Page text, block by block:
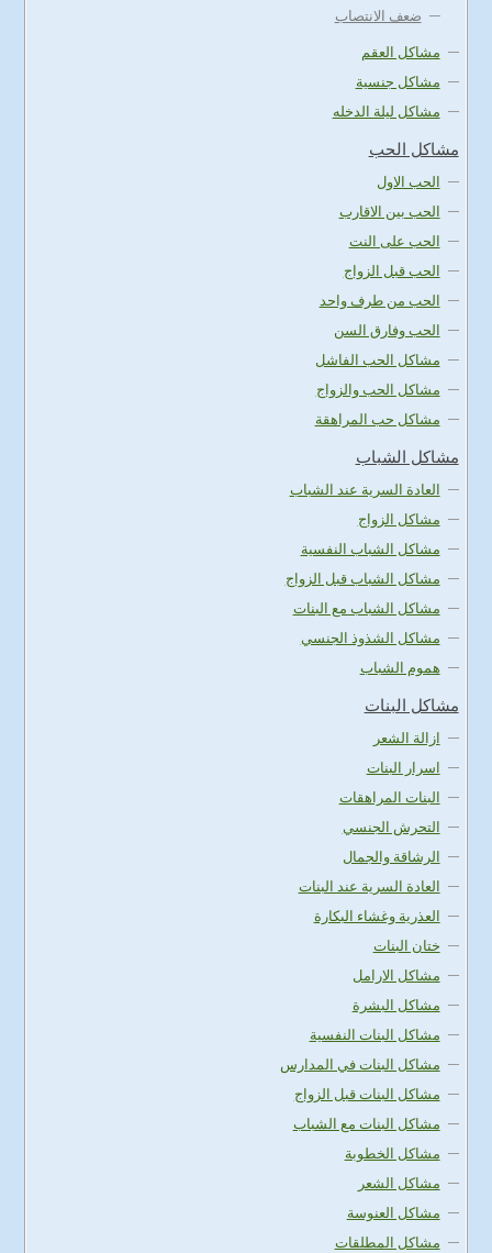
ضعف الانتصاب
مشاكل العقم
مشاكل جنسية
مشاكل ليلة الدخله
مشاكل الحب
الحب الاول
الحب بين الاقارب
الحب على النت
الحب قبل الزواج
الحب من طرف واحد
الحب وفارق السن
مشاكل الحب الفاشل
مشاكل الحب والزواج
مشاكل حب المراهقة
مشاكل الشباب
العادة السرية عند الشباب
مشاكل الزواج
مشاكل الشباب النفسية
مشاكل الشباب قبل الزواج
مشاكل الشباب مع البنات
مشاكل الشذوذ الجنسي
هموم الشباب
مشاكل البنات
ازالة الشعر
اسرار البنات
البنات المراهقات
التحرش الجنسي
الرشاقة والجمال
العادة السرية عند البنات
العذرية وغشاء البكارة
ختان البنات
مشاكل الارامل
مشاكل البشرة
مشاكل البنات النفسية
مشاكل البنات في المدارس
مشاكل البنات قبل الزواج
مشاكل البنات مع الشباب
مشاكل الخطوبة
مشاكل الشعر
مشاكل العنوسة
مشاكل المطلقات